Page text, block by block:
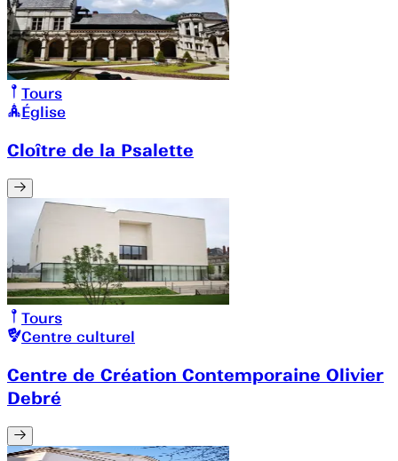
Tours
Église
Cloître de la Psalette
Tours
Centre culturel
Centre de Création Contemporaine Olivier
Debré